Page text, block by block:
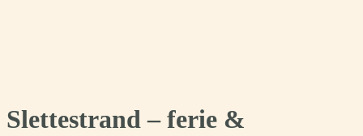
Slettestrand – ferie &